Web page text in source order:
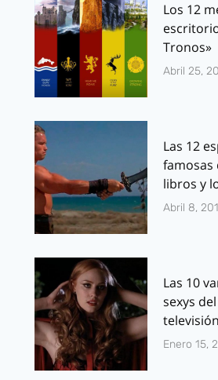
Los 12
Tronos»
Abril 25,
Las 12
famosas
libros y
Abril 8,
Las 10
sexys
televisión
Enero 15,